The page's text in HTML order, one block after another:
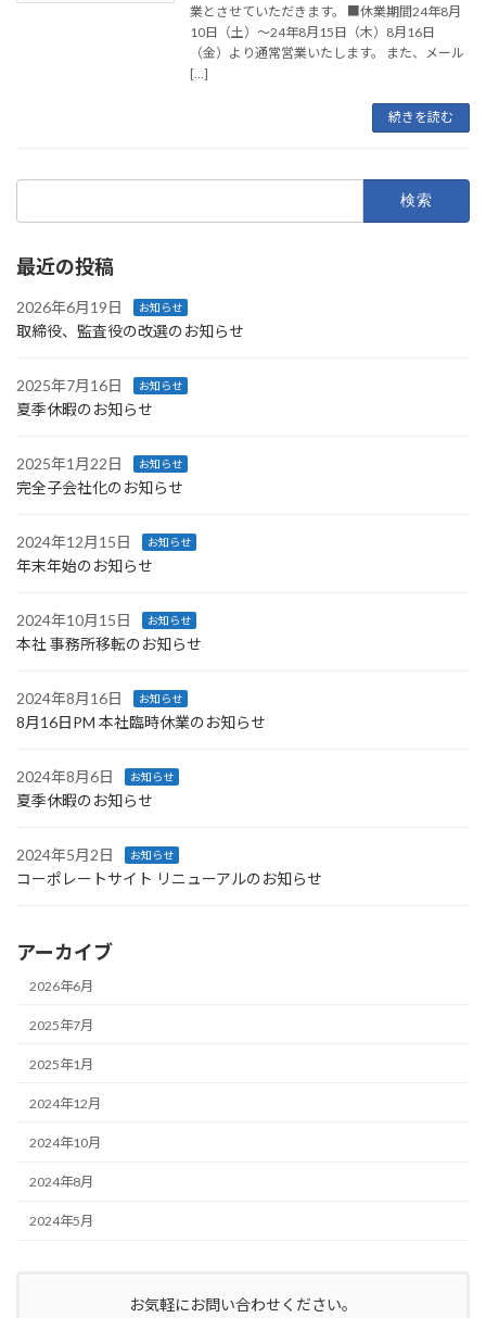
業とさせていただきます。 ■休業期間24年8月
10日（土）～24年8月15日（木）8月16日
（金）より通常営業いたします。 また、メール
[…]
続きを読む
最近の投稿
2026年6月19日 お知らせ
取締役、監査役の改選のお知らせ
2025年7月16日 お知らせ
夏季休暇のお知らせ
2025年1月22日 お知らせ
完全子会社化のお知らせ
2024年12月15日 お知らせ
年末年始のお知らせ
2024年10月15日 お知らせ
本社 事務所移転のお知らせ
2024年8月16日 お知らせ
8月16日PM 本社臨時休業のお知らせ
2024年8月6日 お知らせ
夏季休暇のお知らせ
2024年5月2日 お知らせ
コーポレートサイト リニューアルのお知らせ
アーカイブ
2026年6月
2025年7月
2025年1月
2024年12月
2024年10月
2024年8月
2024年5月
お気軽にお問い合わせください。